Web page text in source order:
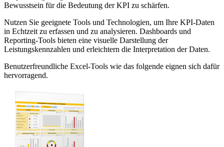
Bewusstsein für die Bedeutung der KPI zu schärfen.
Nutzen Sie geeignete Tools und Technologien, um Ihre KPI-Daten
in Echtzeit zu erfassen und zu analysieren. Dashboards und
Reporting-Tools bieten eine visuelle Darstellung der
Leistungskennzahlen und erleichtern die Interpretation der Daten.
Benutzerfreundliche Excel-Tools wie das folgende eignen sich dafür
hervorragend.